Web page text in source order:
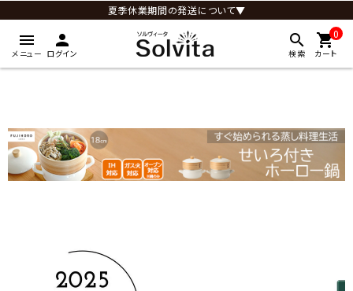
夏季休業期間の発送について▼
menu
メニュー
person
ログイン
search
検索
0
shopping_cart
カート